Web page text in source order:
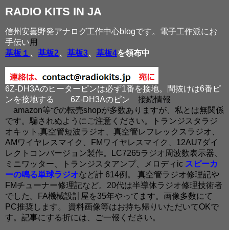
RADIO KITS IN JA
信州安曇野発アナログ工作中心blogです。電子工作派にお
手伝い用
基板１ 、 基板2、 基板3、 基板4を領布中
6Z-DH3Aのヒーターピンは必ず1番を接地。間抜けは6番ピ
ンを接地する
6Z-DH3Aのピン 接続情報
amazon等での転売shopが多数ありますが、私とは無関係
です。騙されぬようにご注意ください。トランジスタラジ
オキット,真空管短波ラジオ、真空管レフレックスラジオ、
AMワイヤレスマイク、FMワイヤレスマイク、12AU7ダイ
レクトコンバージョン製作。LC7265ラジオ周波数表示器、
ミニワッター、トランジスタアンプ、メロディic スピーカ
ーの鳴る単球ラジオなど計 614例。 真空管ラジオ修理記や
FMチューナー修理記など。20代は半導体ラジオ修理技術者
でした。FA機械設計屋を35年やってます。画像多数にて
PC推奨します。 資料画像等はお持ち帰りいただいてOKで
す。記事にする折には、ご一報ください。